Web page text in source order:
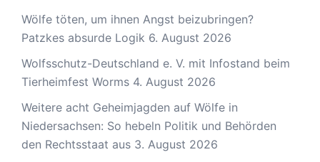
Wölfe töten, um ihnen Angst beizubringen?
Patzkes absurde Logik 6. August 2026
Wolfsschutz-Deutschland e. V. mit Infostand beim
Tierheimfest Worms 4. August 2026
Weitere acht Geheimjagden auf Wölfe in
Niedersachsen: So hebeln Politik und Behörden
den Rechtsstaat aus 3. August 2026